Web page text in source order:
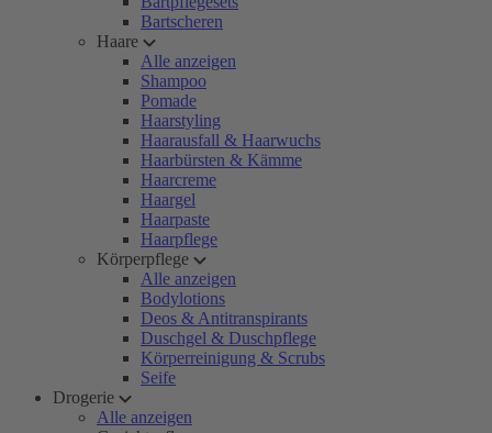
Bartscheren
Haare
Alle anzeigen
Shampoo
Pomade
Haarstyling
Haarausfall & Haarwuchs
Haarbürsten & Kämme
Haarcreme
Haargel
Haarpaste
Haarpflege
Körperpflege
Alle anzeigen
Bodylotions
Deos & Antitranspirants
Duschgel & Duschpflege
Körperreinigung & Scrubs
Seife
Drogerie
Alle anzeigen